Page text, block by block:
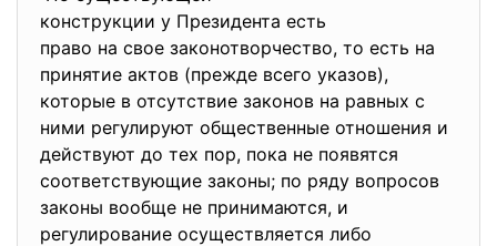
конструкции у Президента есть
право на свое законотворчество, то есть на
принятие актов (прежде всего указов),
которые в отсутствие законов на равных с
ними регулируют общественные отношения и
действуют до тех пор, пока не появятся
соответствующие законы; по ряду вопросов
законы вообще не принимаются, и
регулирование осуществляется либо